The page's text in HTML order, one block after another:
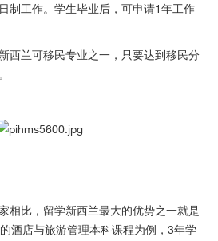
制工作。学生毕业后，可申请1年工作
西兰可移民专业之一，只要达到移民分
相比，留学新西兰最大的优势之一就是
酒店与旅游管理本科课程为例，3年学